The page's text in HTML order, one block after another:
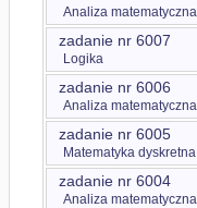
Analiza matematyczna
zadanie nr 6007
Logika
zadanie nr 6006
Analiza matematyczna
zadanie nr 6005
Matematyka dyskretna
zadanie nr 6004
Analiza matematyczna